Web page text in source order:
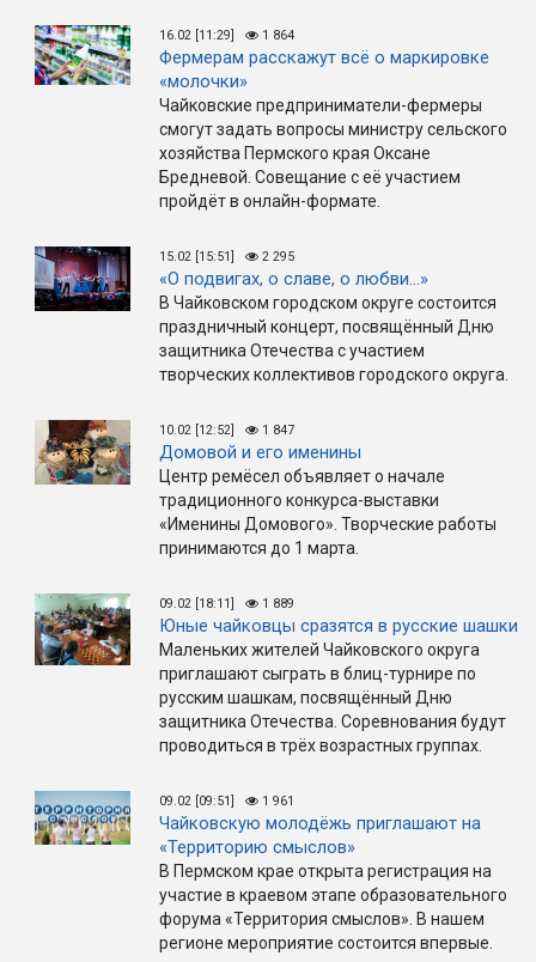
16.02 [11:29] 1 864
Фермерам расскажут всё о маркировке
«молочки»
Чайковские предприниматели-фермеры
смогут задать вопросы министру сельского
хозяйства Пермского края Оксане
Бредневой. Совещание с её участием
пройдёт в онлайн-формате.
15.02 [15:51] 2 295
«О подвигах, о славе, о любви...»
В Чайковском городском округе состоится
праздничный концерт, посвящённый Дню
защитника Отечества с участием
творческих коллективов городского округа.
10.02 [12:52] 1 847
Домовой и его именины
Центр ремёсел объявляет о начале
традиционного конкурса-выставки
«Именины Домового». Творческие работы
принимаются до 1 марта.
09.02 [18:11] 1 889
Юные чайковцы сразятся в русские шашки
Маленьких жителей Чайковского округа
приглашают сыграть в блиц-турнире по
русским шашкам, посвящённый Дню
защитника Отечества. Соревнования будут
проводиться в трёх возрастных группах.
09.02 [09:51] 1 961
Чайковскую молодёжь приглашают на
«Территорию смыслов»
В Пермском крае открыта регистрация на
участие в краевом этапе образовательного
форума «Территория смыслов». В нашем
регионе мероприятие состоится впервые.